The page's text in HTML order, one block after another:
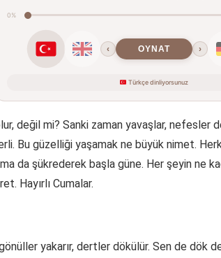
0%
‹ OYNAT ›
Türkçe dinliyorsunuz
değil mi? Sanki zaman yavaşlar, nefesler
Bu güzelliği yaşamak ne büyük nimet.
da şükrederek başla güne. Her şeyin ne
Hayırlı Cumalar.
yakarır, dertler dökülür. Sen de dök